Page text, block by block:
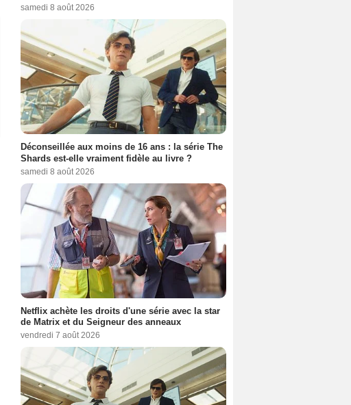
samedi 8 août 2026
Déconseillée aux moins de 16 ans : la série The
Shards est-elle vraiment fidèle au livre ?
samedi 8 août 2026
Netflix achète les droits d'une série avec la star
de Matrix et du Seigneur des anneaux
vendredi 7 août 2026